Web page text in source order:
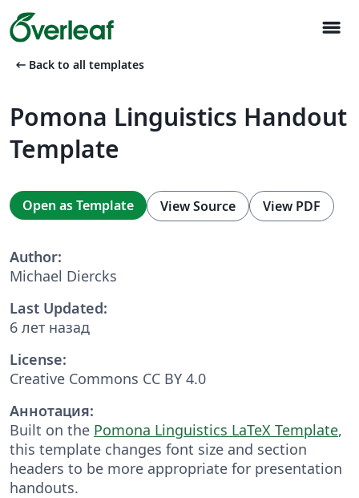
menu
arrow_left_alt Back to all templates
Pomona Linguistics Handout
Template
Open as Template View Source View PDF
Author:
Michael Diercks
Last Updated:
6 лет назад
License:
Creative Commons CC BY 4.0
Аннотация:
Built on the Pomona Linguistics LaTeX Template,
this template changes font size and section
headers to be more appropriate for presentation
handouts.